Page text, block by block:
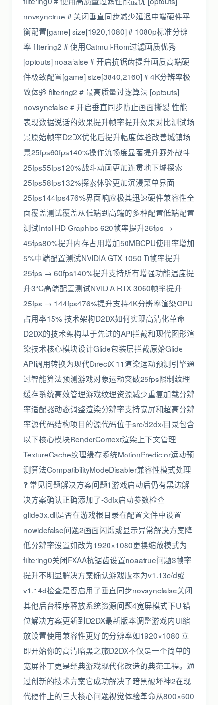
novsynctrue # 关闭垂直同步减少延迟中端硬件平
衡配置[game] size[1920,1080] # 1080p标准分辨
率 filtering2 # 使用Catmull-Rom过滤画质优秀
[optouts] noaafalse # 开启抗锯齿提升画质高端硬
件极致配置[game] size[3840,2160] # 4K分辨率极
致体验 filtering2 # 最高质量过滤算法 [optouts]
novsyncfalse # 开启垂直同步防止画面撕裂 性能
表现数据说话的效果提升帧率提升效果对比测试场
景原始帧率D2DX优化后提升幅度体验改善城镇场
景25fps60fps140%操作流畅度显著提升野外战斗
25fps55fps120%战斗动画更加连贯地下城探索
25fps58fps132%探索体验更加沉浸菜单界面
25fps144fps476%界面响应极其迅速硬件兼容性全
面覆盖测试覆盖从低端到高端的多种配置低端配置
测试Intel HD Graphics 620帧率提升25fps →
45fps80%提升内存占用增加50MBCPU使用率增加
5%中端配置测试NVIDIA GTX 1050 Ti帧率提升
25fps → 60fps140%提升支持所有增强功能温度提
升3°C高端配置测试NVIDIA RTX 3060帧率提升
25fps → 144fps476%提升支持4K分辨率渲染GPU
占用率15% 技术架构D2DX如何实现高清化革命
D2DX的技术架构基于先进的API拦截和现代图形渲
染技术核心模块设计Glide包装层拦截原始Glide
API调用转换为现代DirectX 11渲染运动预测引擎通
过智能算法预测游戏对象运动突破25fps限制纹理
缓存系统高效管理游戏纹理资源减少重复加载分辨
率适配器动态调整渲染分辨率支持宽屏和超高分辨
率源代码结构项目的源代码位于src/d2dx/目录包含
以下核心模块RenderContext渲染上下文管理
TextureCache纹理缓存系统MotionPredictor运动预
测算法CompatibilityModeDisabler兼容性模式处理
❓ 常见问题解决方案问题1游戏启动后仍有黑边解
决方案确认正确添加了-3dfx启动参数检查
glide3x.dll是否在游戏根目录在配置文件中设置
nowidefalse问题2画面闪烁或显示异常解决方案降
低分辨率设置如改为1920×1080更换缩放模式为
filtering0关闭FXAA抗锯齿设置noaatrue问题3帧率
提升不明显解决方案确认游戏版本为v1.13c/d或
v1.14d检查是否启用了垂直同步novsyncfalse关闭
其他后台程序释放系统资源问题4宽屏模式下UI错
位解决方案更新到D2DX最新版本调整游戏内UI缩
放设置使用兼容性更好的分辨率如1920×1080 立
即开始你的高清暗黑之旅D2DX不仅是一个简单的
宽屏补丁更是经典游戏现代化改造的典范工程。通
过创新的技术方案它成功解决了暗黑破坏神2在现
代硬件上的三大核心问题视觉体验革命从800×600